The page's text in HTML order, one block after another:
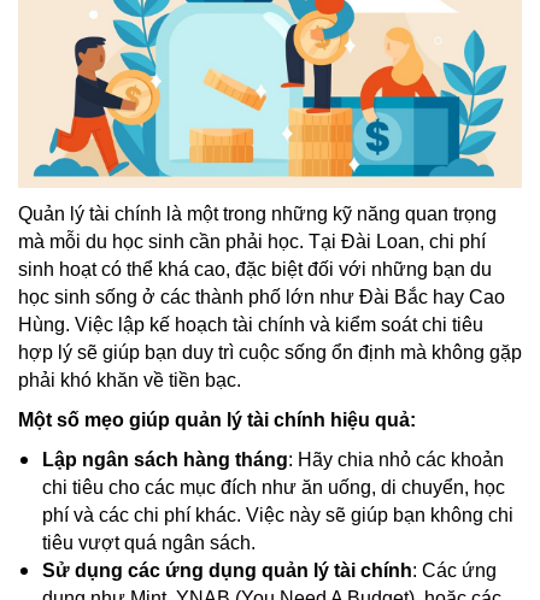
Quản lý tài chính là một trong những kỹ năng quan trọng
mà mỗi du học sinh cần phải học. Tại Đài Loan, chi phí
sinh hoạt có thể khá cao, đặc biệt đối với những bạn du
học sinh sống ở các thành phố lớn như Đài Bắc hay Cao
Hùng. Việc lập kế hoạch tài chính và kiểm soát chi tiêu
hợp lý sẽ giúp bạn duy trì cuộc sống ổn định mà không gặp
phải khó khăn về tiền bạc.
Một số mẹo giúp quản lý tài chính hiệu quả:
Lập ngân sách hàng tháng: Hãy chia nhỏ các khoản
chi tiêu cho các mục đích như ăn uống, di chuyển, học
phí và các chi phí khác. Việc này sẽ giúp bạn không chi
tiêu vượt quá ngân sách.
Sử dụng các ứng dụng quản lý tài chính: Các ứng